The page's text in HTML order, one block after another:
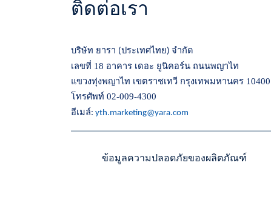
ติดต่อเรา
บริษัท ยารา (ประเทศไทย) จำกัด
เลขที่ 18 อาคาร เดอะ ยูนิคอร์น ถนนพญาไท
แขวงทุ่งพญาไท เขตราชเทวี กรุงเทพมหานคร 10400
โทรศัพท์ 02-009-4300
อีเมล์: yth.marketing@yara.com
ข้อมูลความปลอดภัยของผลิตภัณฑ์